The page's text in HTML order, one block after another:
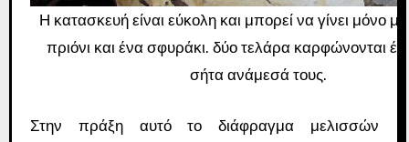
Η κατασκευή είναι εύκολη και μπορεί να γίνει μόνο
πριόνι και ένα σφυράκι. δύο τελάρα καρφώνονται
σήτα ανάμεσά τους.
Στην πράξη αυτό το διάφραγμα μελισσών